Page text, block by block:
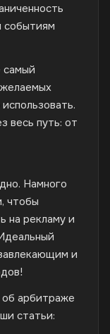
событиям
самый
весь путь: от
Намного
чтобы
на рекламу и
и
об арбитраже
статьи: